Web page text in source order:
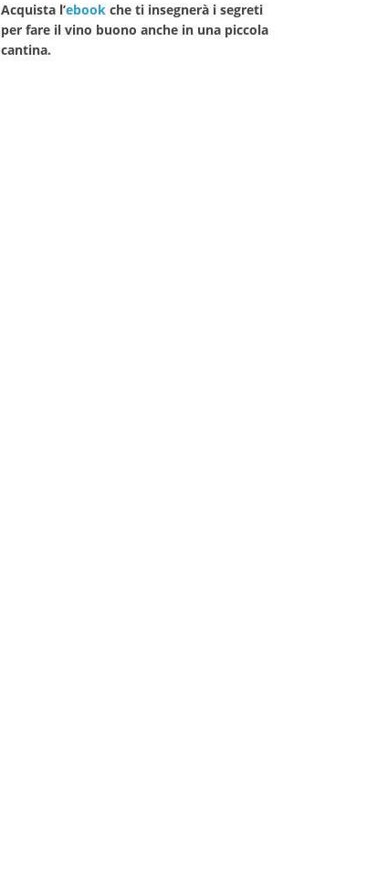
Acquista l’ebook che ti insegnerà i segreti
per fare il vino buono anche in una piccola
cantina.